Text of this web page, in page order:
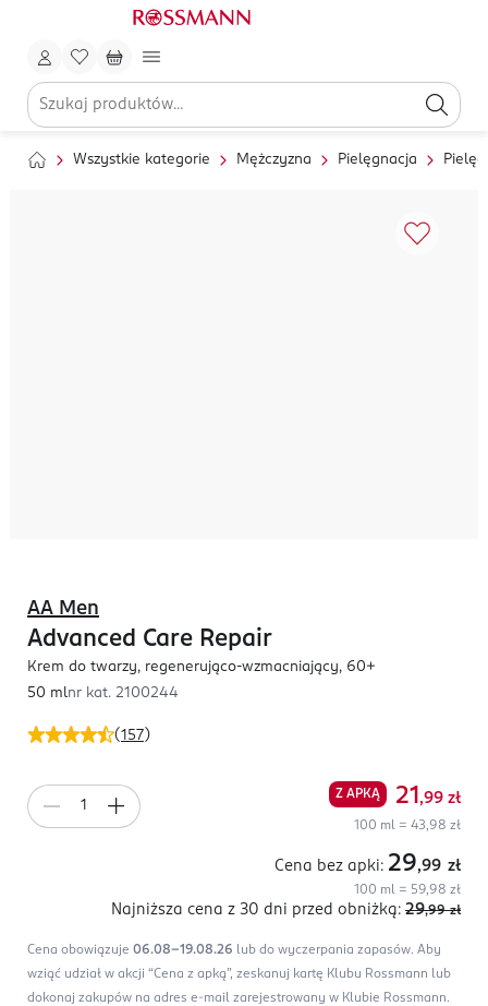
Wszystkie kategorie Mężczyzna Pielęgnacja
(157)
AA Men
Advanced Care Repair
Krem do twarzy, regenerująco-wzmacniający, 60+
50 mlnr kat. 2100244
Z APKĄ 21 ,99 zł
100 ml = 43,98 zł
Cena bez apki: 29,99 zł
100 ml = 59,98 zł
Najniższa cena z 30 dni przed obniżką: 29,99 zł
Cena obowiązuje 06.08-19.08.26 lub do wyczerpania zapasów. Aby
wziąć udział w akcji “Cena z apką”, zeskanuj kartę Klubu Rossmann lub
dokonaj zakupów na adres e-mail zarejestrowany w Klubie Rossmann.